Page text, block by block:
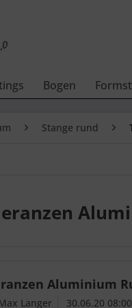
Bogen
Stange rund
Aluminium
Langer 30.06.20 08:00